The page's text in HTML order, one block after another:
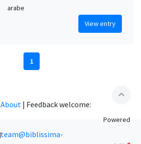
arabe
View entry
1
expand_less
About | Feedback welcome:
team@biblissima-
Powered